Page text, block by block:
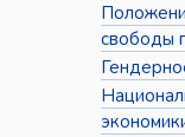
свободы